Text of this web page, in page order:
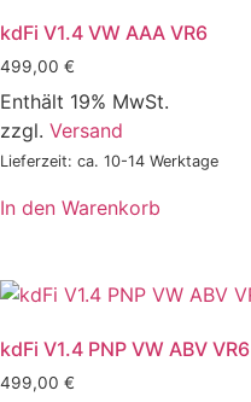
kdFi V1.4 VW AAA VR6
499,00 €
Enthält 19% MwSt.
zzgl. Versand
Lieferzeit: ca. 10-14 Werktage
In den Warenkorb
kdFi V1.4 PNP VW ABV VR6
499,00 €